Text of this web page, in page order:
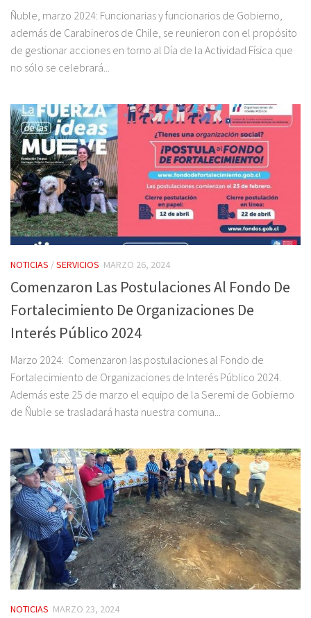
Ñuble, marzo 2024: Funcionarias y funcionarios de Gobierno,
además de Carabineros de Chile, se reunieron con el propósito
de gestionar acciones en torno al Día de la Actividad Física que
no sólo se celebrará...
NOTICIAS /SERVICIOS MARZO 26, 2024
Comenzaron Las Postulaciones Al Fondo De
Fortalecimiento De Organizaciones De
Interés Público 2024
Marzo 2024: Comenzaron las postulaciones al Fondo de
Fortalecimiento de Organizaciones de Interés Público 2024.
Además este 25 de marzo el equipo de la Seremi de Gobierno
de Ñuble se trasladará hasta nuestra comuna...
NOTICIAS MARZO 23, 2024